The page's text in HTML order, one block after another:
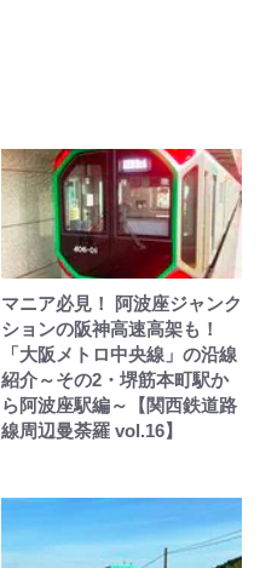
マニア必見！ 阿波座ジャンク
ションの阪神高速高架も！
「大阪メトロ中央線」の沿線
紹介～その2・堺筋本町駅か
ら阿波座駅編～【関西鉄道路
線周辺曼荼羅 vol.16】